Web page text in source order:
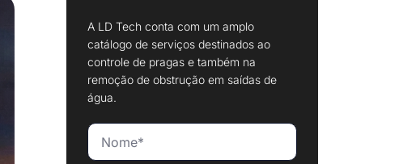
A LD Tech conta com um amplo
catálogo de serviços destinados ao
controle de pragas e também na
remoção de obstrução em saídas de
água.